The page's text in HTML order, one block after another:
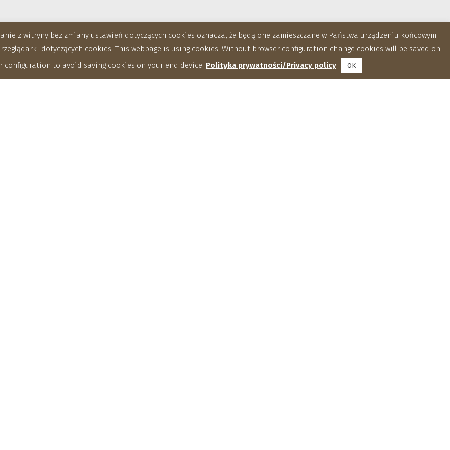
z witryny bez zmiany ustawień dotyczących cookies oznacza, że będą one zamieszczane w Państwa urządzeniu końcowym.
dotyczących cookies. This webpage is using cookies. Without browser configuration change cookies will be saved on
configuration to avoid saving cookies on your end device. Polityka prywatności/Privacy policy OK